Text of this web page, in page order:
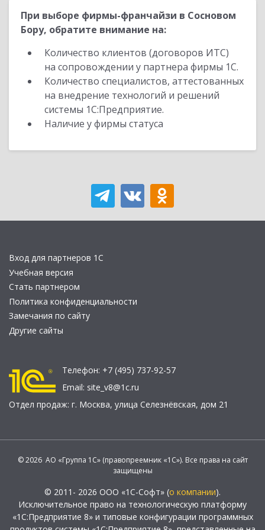
При выборе фирмы-франчайзи в Сосновом
Бору, обратите внимание на:
Количество клиентов (договоров ИТС)
на сопровождении у партнера фирмы 1С.
Количество специалистов, аттестованных
на внедрение технологий и решений
системы 1С:Предприятие.
Наличие у фирмы статуса
Вход для партнеров 1С
Учебная версия
Стать партнером
Политика конфиденциальности
Замечания по сайту
Другие сайты
Телефон: +7 (495) 737-92-57
Email: site_v8@1c.ru
Отдел продаж: г. Москва, улица Селезнёвская, дом 21
© 2026 АО «Группа 1С» (правопреемник «1С»). Все права на сайт
защищены
© 2011- 2026 ООО «1С-Софт» (о компании).
Исключительное право на технологическую платформу
«1С:Предприятие 8» и типовые конфигурации программных